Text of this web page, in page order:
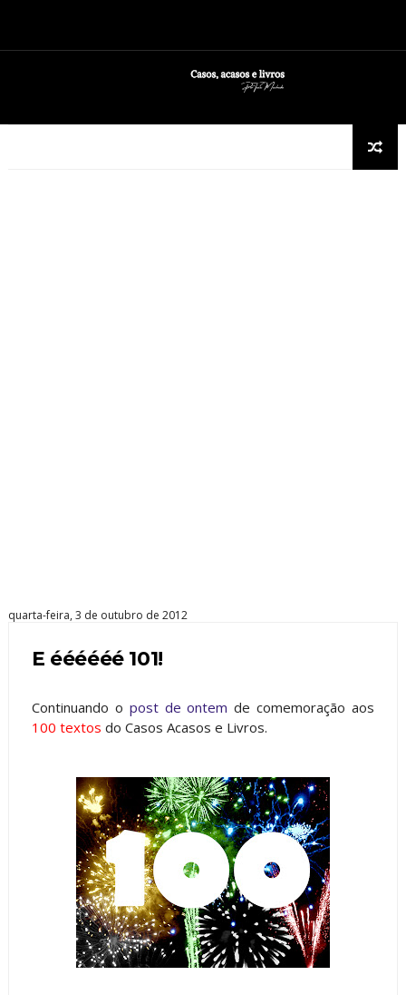
quarta-feira, 3 de outubro de 2012
E éééééé 101!
Continuando o post de ontem de comemoração aos
100 textos do Casos Acasos e Livros.